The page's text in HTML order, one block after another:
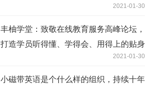
2021-01-30
丰柚学堂：致敬在线教育服务高峰论坛，
打造学员听得懂、学得会、用得上的贴身
2021-01-30
小磁带英语是个什么样的组织，持续十年